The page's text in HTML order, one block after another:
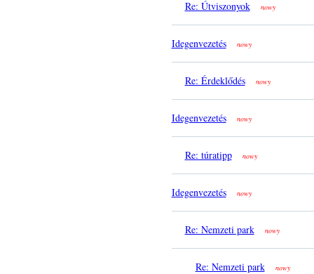
Re: Útviszonyok nowy
Idegenvezetés nowy
Re: Érdeklődés nowy
Idegenvezetés nowy
Re: túratipp nowy
Idegenvezetés nowy
Re: Nemzeti park nowy
Re: Nemzeti park nowy